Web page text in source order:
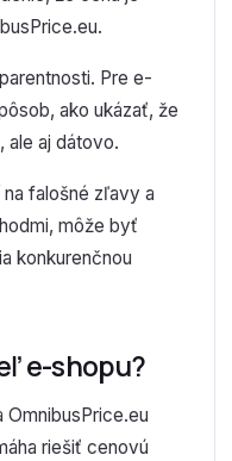
Pre e-
ako ukázať, že
ale aj dátovo.
falošné zľavy a
môže byť
konkurenčnou
e-shopu?
OmnibusPrice.eu
riešiť cenovú